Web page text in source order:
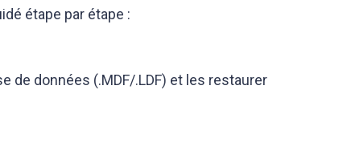
étape par étape :
de données (.MDF/.LDF) et les restaurer